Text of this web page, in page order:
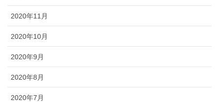
2020年11月
2020年10月
2020年9月
2020年8月
2020年7月